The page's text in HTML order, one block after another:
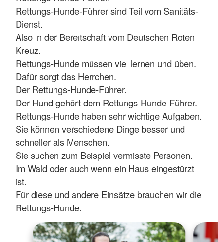
Rettungs-Hunde-Führer sind Teil vom Sanitäts-
Dienst.
Also in der Bereitschaft vom Deutschen Roten
Kreuz.
Rettungs-Hunde müssen viel lernen und üben.
Dafür sorgt das Herrchen.
Der Rettungs-Hunde-Führer.
Der Hund gehört dem Rettungs-Hunde-Führer.
Rettungs-Hunde haben sehr wichtige Aufgaben.
Sie können verschiedene Dinge besser und
schneller als Menschen.
Sie suchen zum Beispiel vermisste Personen.
Im Wald oder auch wenn ein Haus eingestürzt
ist.
Für diese und andere Einsätze brauchen wir die
Rettungs-Hunde.